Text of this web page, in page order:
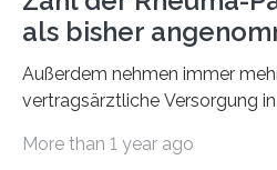
als bisher
Außerdem nehmen immer
vertragsärztliche Versorgung
More than 1 year ago